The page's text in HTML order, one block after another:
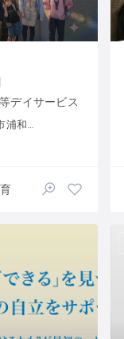
デイサービス
４−１０